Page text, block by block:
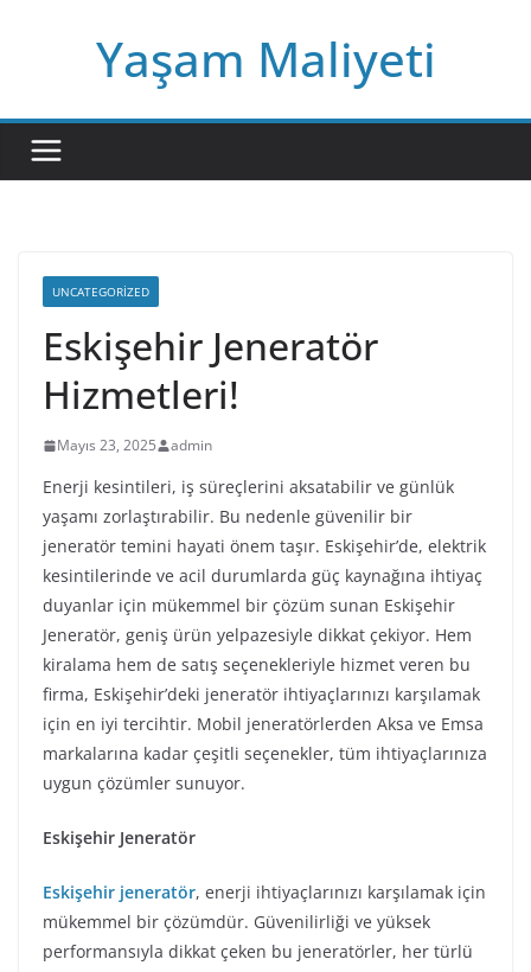
Yaşam Maliyeti
UNCATEGORIZED
Eskişehir Jeneratör
Hizmetleri!
Mayıs 23, 2025 admin
Enerji kesintileri, iş süreçlerini aksatabilir ve günlük
yaşamı zorlaştırabilir. Bu nedenle güvenilir bir
jeneratör temini hayati önem taşır. Eskişehir’de, elektrik
kesintilerinde ve acil durumlarda güç kaynağına ihtiyaç
duyanlar için mükemmel bir çözüm sunan Eskişehir
Jeneratör, geniş ürün yelpazesiyle dikkat çekiyor. Hem
kiralama hem de satış seçenekleriyle hizmet veren bu
firma, Eskişehir’deki jeneratör ihtiyaçlarınızı karşılamak
için en iyi tercihtir. Mobil jeneratörlerden Aksa ve Emsa
markalarına kadar çeşitli seçenekler, tüm ihtiyaçlarınıza
uygun çözümler sunuyor.
Eskişehir Jeneratör
Eskişehir jeneratör, enerji ihtiyaçlarınızı karşılamak için
mükemmel bir çözümdür. Güvenilirliği ve yüksek
performansıyla dikkat çeken bu jeneratörler, her türlü